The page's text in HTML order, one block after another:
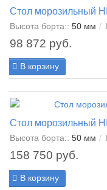
Стол морозильный
Высота борта:: 50 мм
98 872 руб.
В корзину
Стол морозильный
Высота борта:: 50 мм
158 750 руб.
В корзину